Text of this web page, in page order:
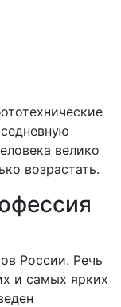
велико
возрастать.
России. Речь
и самых ярких